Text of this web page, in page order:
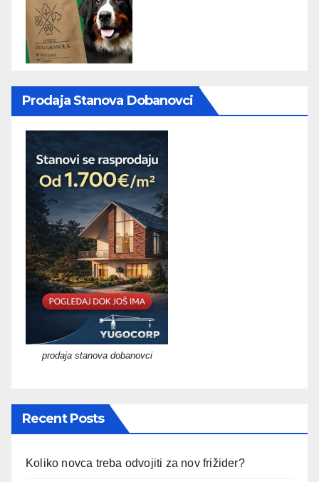
Prodaja Stanova Dobanovci
prodaja stanova dobanovci
Recent Posts
Koliko novca treba odvojiti za nov frižider?